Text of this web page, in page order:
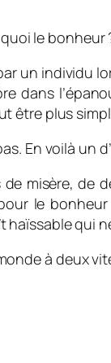
le
un individu
dans
être plus
En voilà un
de misère, de
le bonheur
haïssable qui
à deux